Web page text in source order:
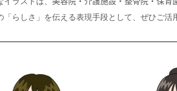
「らしさ」を伝える表現手段として、ぜひご活